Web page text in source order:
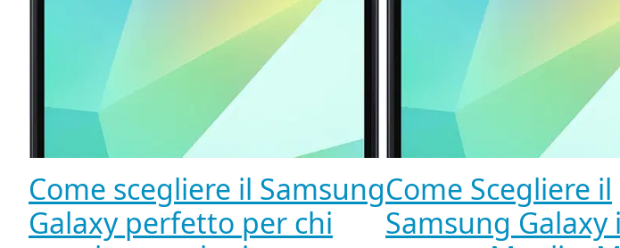
Come scegliere il Samsung
Galaxy perfetto per chi
Come Scegliere il
Samsung Galaxy